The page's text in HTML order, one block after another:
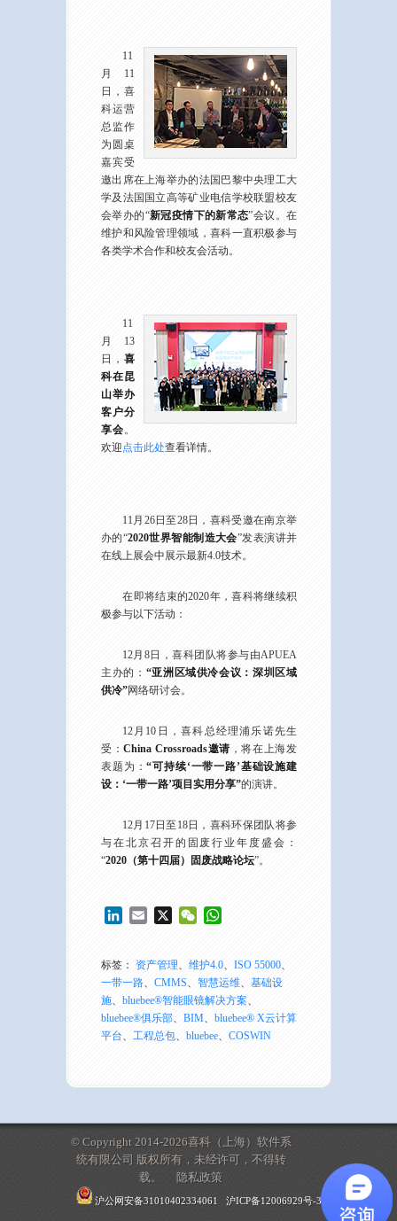
11
月11
日，喜
科运营
总监作
为圆桌
嘉宾受
邀出席在上海举办的法国巴黎中央理工大
学及法国国立高等矿业电信学校联盟校友
会举办的“新冠疫情下的新常态”会议。在
维护和风险管理领域，喜科一直积极参与
各类学术合作和校友会活动。
11
月13
日， 喜
科在昆
山举办
客户分
享会。
欢迎点击此处查看详情。
11月26日至28日，喜科受邀在南京举
办的“2020世界智能制造大会”发表演讲并
在线上展会中展示最新4.0技术。
在即将结束的2020年，喜科将继续积
极参与以下活动：
12月8日，喜科团队将参与由APUEA
主办的： “亚洲区域供冷会议：深圳区域
供冷”网络研讨会。
12月10日，喜科总经理浦乐诺先生
受：China Crossroads邀请 ，将在上海发
表题为：“可持续‘一带一路’基础设施建
设：‘一带一路’项目实用分享”的演讲。
12月17日至18日，喜科环保团队将参
与在北京召开的固废行业年度盛会：
“2020（第十四届）固废战略论坛”。
LinkedIn
Email X WeChat
标签： 资产管理、 维护4.0、 ISO 55000、
一带一路、 CMMS、 智慧运维、 基础设
施、 bluebee®智能眼镜解决方案、
bluebee®俱乐部、 BIM、 bluebee® X云计算
平台、 工程总包、 bluebee、 COSWIN
© Copyright 2014-2026喜科（上海）软件系
统有限公司 版权所有，未经许可，不得转
载。
隐私政策
沪公网安备31010402334061 沪ICP备12006929号-3